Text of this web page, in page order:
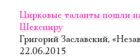
Цирковые таланты пошли
Шекспиру
Григорий Заславский,
22.06.2015